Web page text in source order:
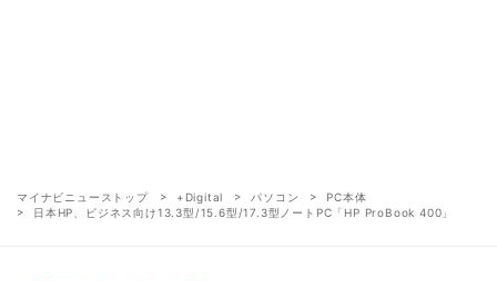
マイナビニューストップ +Digital パソコン
PC本体
日本HP、ビジネス向け13.3型/15.6型/17.3型ノートPC「HP ProBook 400」